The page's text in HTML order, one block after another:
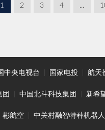
1 2 3 4 ...
中央电视台 国家电投 航天
团 中国北斗科技集团 新希
彬航空 中关村融智特种机器